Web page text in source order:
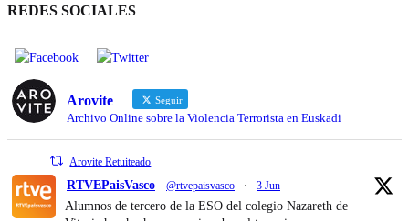
REDES SOCIALES
Arovite Seguir
Archivo Online sobre la Violencia Terrorista en Euskadi
Arovite Retuiteado
RTVEPaisVasco @rtvepaisvasco · 3 Jun
Alumnos de tercero de la ESO del colegio Nazareth de